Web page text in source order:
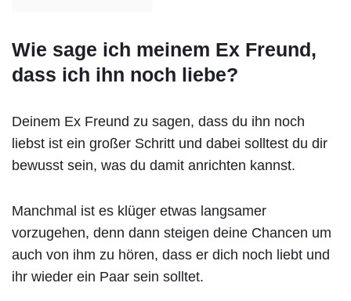
Wie sage ich meinem Ex Freund,
dass ich ihn noch liebe?
Deinem Ex Freund zu sagen, dass du ihn noch
liebst ist ein großer Schritt und dabei solltest du dir
bewusst sein, was du damit anrichten kannst.
Manchmal ist es klüger etwas langsamer
vorzugehen, denn dann steigen deine Chancen um
auch von ihm zu hören, dass er dich noch liebt und
ihr wieder ein Paar sein solltet.